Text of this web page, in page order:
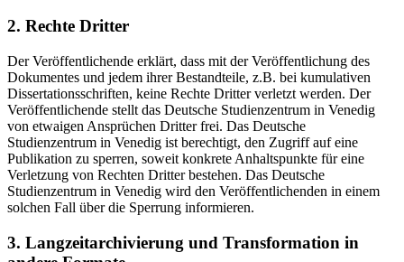
2. Rechte Dritter
Der Veröffentlichende erklärt, dass mit der Veröffentlichung des
Dokumentes und jedem ihrer Bestandteile, z.B. bei kumulativen
Dissertationsschriften, keine Rechte Dritter verletzt werden. Der
Veröffentlichende stellt das Deutsche Studienzentrum in Venedig
von etwaigen Ansprüchen Dritter frei. Das Deutsche
Studienzentrum in Venedig ist berechtigt, den Zugriff auf eine
Publikation zu sperren, soweit konkrete Anhaltspunkte für eine
Verletzung von Rechten Dritter bestehen. Das Deutsche
Studienzentrum in Venedig wird den Veröffentlichenden in einem
solchen Fall über die Sperrung informieren.
3. Langzeitarchivierung und Transformation in